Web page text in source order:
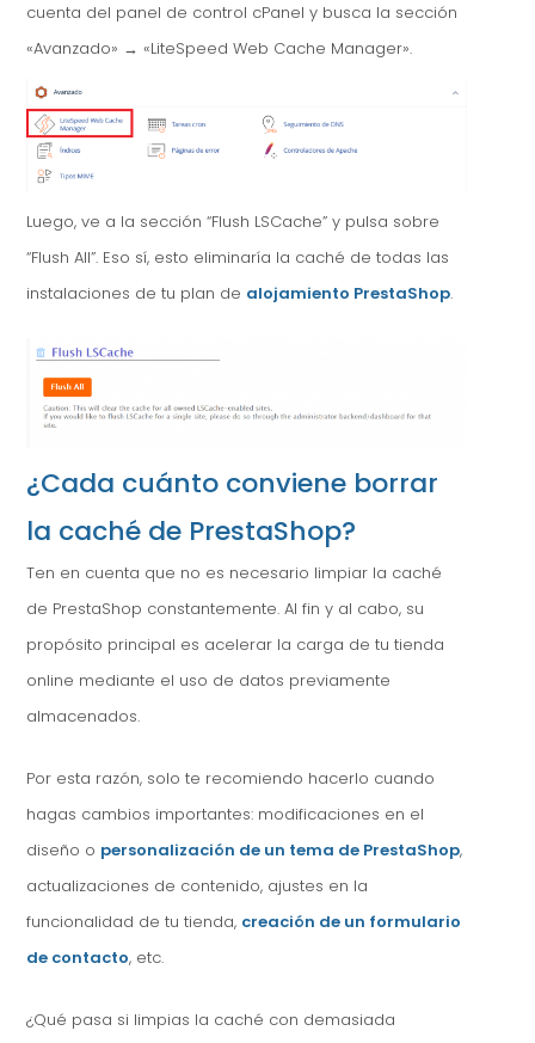
cuenta del panel de control cPanel y busca la sección
«Avanzado» → «LiteSpeed Web Cache Manager».
Luego, ve a la sección “Flush LSCache” y pulsa sobre
“Flush All”. Eso sí, esto eliminaría la caché de todas las
instalaciones de tu plan de alojamiento PrestaShop.
¿Cada cuánto conviene borrar
la caché de PrestaShop?
Ten en cuenta que no es necesario limpiar la caché
de PrestaShop constantemente. Al fin y al cabo, su
propósito principal es acelerar la carga de tu tienda
online mediante el uso de datos previamente
almacenados.
Por esta razón, solo te recomiendo hacerlo cuando
hagas cambios importantes: modificaciones en el
diseño o personalización de un tema de PrestaShop,
actualizaciones de contenido, ajustes en la
funcionalidad de tu tienda, creación de un formulario
de contacto, etc.
¿Qué pasa si limpias la caché con demasiada